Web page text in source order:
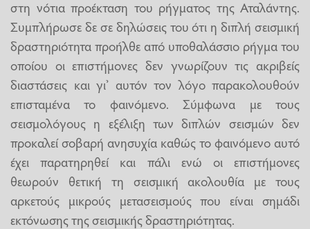
στη νότια προέκταση του ρήγματος της Αταλάντης.
Συμπλήρωσε δε σε δηλώσεις του ότι η διπλή σεισμική
δραστηριότητα προήλθε από υποθαλάσσιο ρήγμα του
οποίου οι επιστήμονες δεν γνωρίζουν τις ακριβείς
διαστάσεις και γι’ αυτόν τον λόγο παρακολουθούν
επισταμένα το φαινόμενο. Σύμφωνα με τους
σεισμολόγους η εξέλιξη των διπλών σεισμών δεν
προκαλεί σοβαρή ανησυχία καθώς το φαινόμενο αυτό
έχει παρατηρηθεί και πάλι ενώ οι επιστήμονες
θεωρούν θετική τη σεισμική ακολουθία με τους
αρκετούς μικρούς μετασεισμούς που είναι σημάδι
εκτόνωσης της σεισμικής δραστηριότητας.